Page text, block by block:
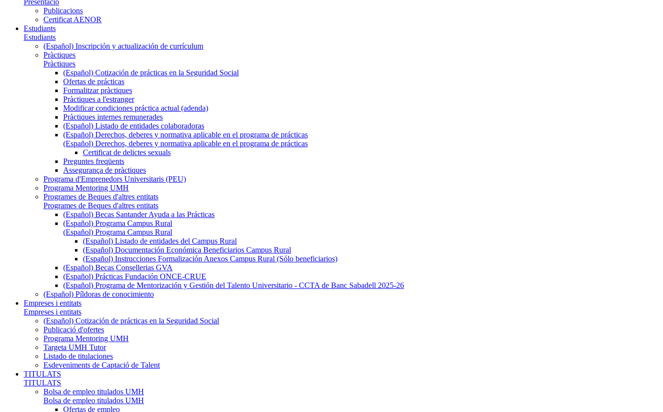
Publicacions
Certificat AENOR
Estudiants
Estudiants
(Español) Inscripción y actualización de currículum
Pràctiques
Pràctiques
(Español) Cotización de prácticas en la Seguridad Social
Ofertas de prácticas
Formalitzar pràctiques
Pràctiques a l'estranger
Modificar condiciones práctica actual (adenda)
Pràctiques internes remunerades
(Español) Listado de entidades colaboradoras
(Español) Derechos, deberes y normativa aplicable en el programa de prácticas
(Español) Derechos, deberes y normativa aplicable en el programa de prácticas
Certificat de delictes sexuals
Preguntes freqüents
Assegurança de pràctiques
Programa d'Emprenedors Universitaris (PEU)
Programa Mentoring UMH
Programes de Beques d'altres entitats
Programes de Beques d'altres entitats
(Español) Becas Santander Ayuda a las Prácticas
(Español) Programa Campus Rural
(Español) Programa Campus Rural
(Español) Listado de entidades del Campus Rural
(Español) Documentación Económica Beneficiarios Campus Rural
(Español) Instrucciones Formalización Anexos Campus Rural (Sólo beneficiarios)
(Español) Becas Consellerias GVA
(Español) Prácticas Fundación ONCE-CRUE
(Español) Programa de Mentorización y Gestión del Talento Universitario - CCTA de Banc Sabadell 2025-26
(Español) Píldoras de conocimiento
Empreses i entitats
Empreses i entitats
(Español) Cotización de prácticas en la Seguridad Social
Publicació d'ofertes
Programa Mentoring UMH
Targeta UMH Tutor
Listado de titulaciones
Esdeveniments de Captació de Talent
TITULATS
TITULATS
Bolsa de empleo titulados UMH
Bolsa de empleo titulados UMH
Ofertas de empleo